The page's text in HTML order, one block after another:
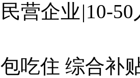
民营企业|10-50
包吃住 综合补